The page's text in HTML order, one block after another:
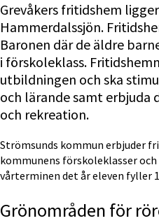
Grevåkers fritidshem
Hammerdalssjön.
Baronen där de äldre
i förskoleklass.
utbildningen och ska
och lärande samt erbjuda
och rekreation.
Strömsunds kommun erbjuder
kommunens förskoleklasser
vårterminen det år eleven fyller
Grönområden för